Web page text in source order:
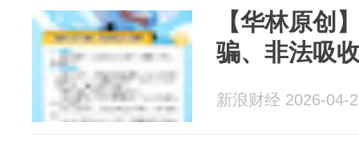
【华林原创
骗、非法吸
新浪财经 2026-04-